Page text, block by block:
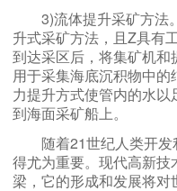
3)流体提升采矿方法
升式采矿方法，且Z具有
到达采区后，将集矿机
用于采集海底沉积物中
力提升方式使管内的水
到海面采矿船上。
随着21世纪人类开发
得尤为重要。现代高新
梁，它的形成和发展将